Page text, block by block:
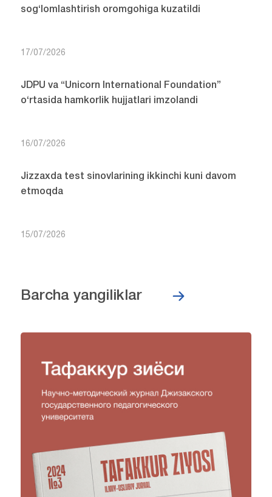
sog‘lomlashtirish oromgohiga kuzatildi
17/07/2026
JDPU va “Unicorn International Foundation”
o‘rtasida hamkorlik hujjatlari imzolandi
16/07/2026
Jizzaxda test sinovlarining ikkinchi kuni davom
etmoqda
15/07/2026
Barcha yangiliklar